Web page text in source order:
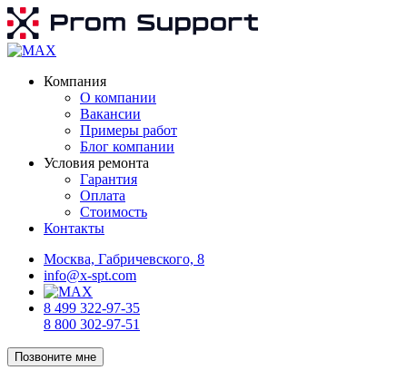
Компания
О компании
Вакансии
Примеры работ
Блог компании
Условия ремонта
Гарантия
Оплата
Стоимость
Контакты
Москва, Габричевского, 8
info@x-spt.com
8 499 322-97-35
8 800 302-97-51
Позвоните мне